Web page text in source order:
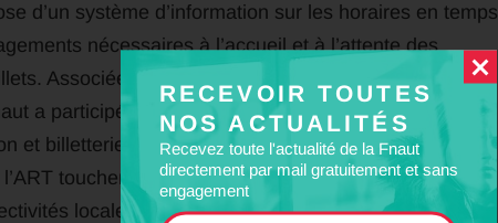
RECEVOIR TOUTES
NOS ACTUALITÉS
Recevez toute l'actualité de la Fnaut
directement par mail gratuitement et sans
engagement
d’un système d’information sur les horaires en temps
nécessaires à l’accueil et à l’attente des
Associée étroitement au comité de concertation de
a participé à l’élaboration du document publié en
et billetterie multimodales en gare routière ». Dans ce
touchent à la question essentielle de la
locales et transporteurs, qui doivent :